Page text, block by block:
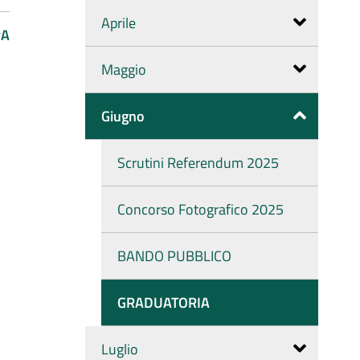
Aprile
Maggio
Giugno
Scrutini Referendum 2025
Concorso Fotografico 2025
BANDO PUBBLICO
GRADUATORIA
Luglio